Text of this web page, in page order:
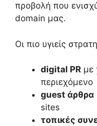
προβολή που
domain μας.
Οι πιο υγιείς
digital PR με
περιεχόμενο
guest άρθρα
sites
τοπικές